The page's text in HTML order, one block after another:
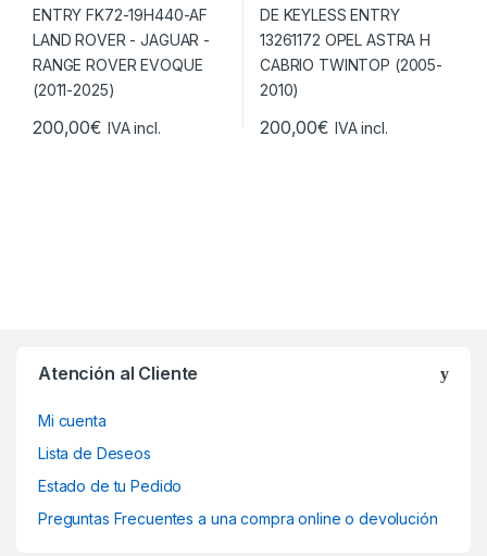
200,00€ IVA incl. 200,00€ IVA incl.
Atención al Cliente
Mi cuenta
Lista de Deseos
Estado de tu Pedido
Preguntas Frecuentes a una compra online o devolución